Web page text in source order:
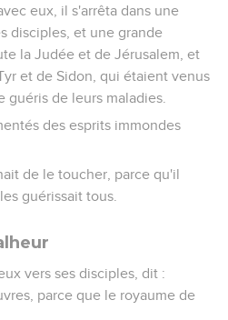
eux, il s'arrêta dans une
disciples, et une grande
la Judée et de Jérusalem, et
et de Sidon, qui étaient venus
de leurs maladies.
des esprits immondes
de le toucher, parce qu'il
guérissait tous.
vers ses disciples, dit :
parce que le royaume de